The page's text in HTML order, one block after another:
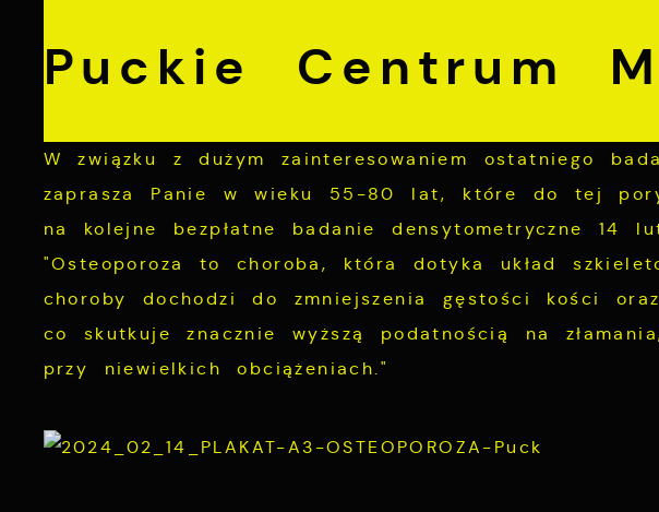
Puckie Centrum
W związku z dużym zainteresowaniem ostatniego
zaprasza Panie w wieku 55-80 lat, które do tej
na kolejne bezpłatne badanie densytometryczne 14
"Osteoporoza to choroba, która dotyka układ
choroby dochodzi do zmniejszenia gęstości kości
co skutkuje znacznie wyższą podatnością na
przy niewielkich obciążeniach."